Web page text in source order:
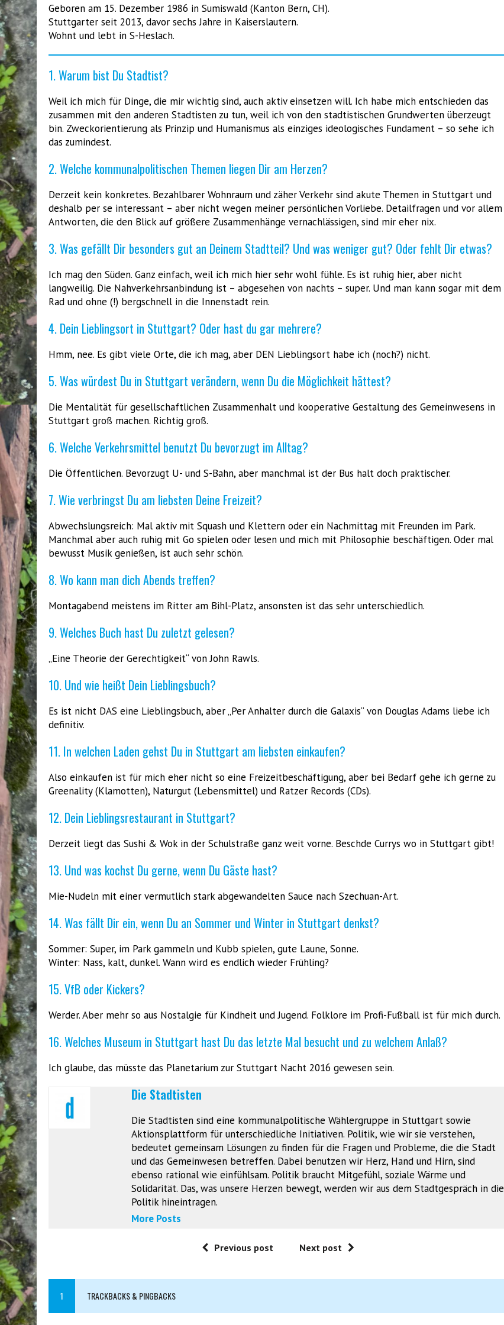
Geboren am 15. Dezember 1986 in Sumiswald (Kanton Bern, CH).
Stuttgarter seit 2013, davor sechs Jahre in Kaiserslautern.
Wohnt und lebt in S-Heslach.
1. Warum bist Du Stadtist?
Weil ich mich für Dinge, die mir wichtig sind, auch aktiv einsetzen will. Ich habe mich entschieden das
zusammen mit den anderen Stadtisten zu tun, weil ich von den stadtistischen Grundwerten überzeugt
bin. Zweckorientierung als Prinzip und Humanismus als einziges ideologisches Fundament – so sehe ich
das zumindest.
2. Welche kommunalpolitischen Themen liegen Dir am Herzen?
Derzeit kein konkretes. Bezahlbarer Wohnraum und zäher Verkehr sind akute Themen in Stuttgart und
deshalb per se interessant – aber nicht wegen meiner persönlichen Vorliebe. Detailfragen und vor allem
Antworten, die den Blick auf größere Zusammenhänge vernachlässigen, sind mir eher nix.
3. Was gefällt Dir besonders gut an Deinem Stadtteil? Und was weniger gut? Oder fehlt Dir etwas?
Ich mag den Süden. Ganz einfach, weil ich mich hier sehr wohl fühle. Es ist ruhig hier, aber nicht
langweilig. Die Nahverkehrsanbindung ist – abgesehen von nachts – super. Und man kann sogar mit dem
Rad und ohne (!) bergschnell in die Innenstadt rein.
4. Dein Lieblingsort in Stuttgart? Oder hast du gar mehrere?
Hmm, nee. Es gibt viele Orte, die ich mag, aber DEN Lieblingsort habe ich (noch?) nicht.
5. Was würdest Du in Stuttgart verändern, wenn Du die Möglichkeit hättest?
Die Mentalität für gesellschaftlichen Zusammenhalt und kooperative Gestaltung des Gemeinwesens in
Stuttgart groß machen. Richtig groß.
6. Welche Verkehrsmittel benutzt Du bevorzugt im Alltag?
Die Öffentlichen. Bevorzugt U- und S-Bahn, aber manchmal ist der Bus halt doch praktischer.
7. Wie verbringst Du am liebsten Deine Freizeit?
Abwechslungsreich: Mal aktiv mit Squash und Klettern oder ein Nachmittag mit Freunden im Park.
Manchmal aber auch ruhig mit Go spielen oder lesen und mich mit Philosophie beschäftigen. Oder mal
bewusst Musik genießen, ist auch sehr schön.
8. Wo kann man dich Abends treffen?
Montagabend meistens im Ritter am Bihl-Platz, ansonsten ist das sehr unterschiedlich.
9. Welches Buch hast Du zuletzt gelesen?
„Eine Theorie der Gerechtigkeit“ von John Rawls.
10. Und wie heißt Dein Lieblingsbuch?
Es ist nicht DAS eine Lieblingsbuch, aber „Per Anhalter durch die Galaxis“ von Douglas Adams liebe ich
definitiv.
11. In welchen Laden gehst Du in Stuttgart am liebsten einkaufen?
Also einkaufen ist für mich eher nicht so eine Freizeitbeschäftigung, aber bei Bedarf gehe ich gerne zu
Greenality (Klamotten), Naturgut (Lebensmittel) und Ratzer Records (CDs).
12. Dein Lieblingsrestaurant in Stuttgart?
Derzeit liegt das Sushi & Wok in der Schulstraße ganz weit vorne. Beschde Currys wo in Stuttgart gibt!
13. Und was kochst Du gerne, wenn Du Gäste hast?
Mie-Nudeln mit einer vermutlich stark abgewandelten Sauce nach Szechuan-Art.
14. Was fällt Dir ein, wenn Du an Sommer und Winter in Stuttgart denkst?
Sommer: Super, im Park gammeln und Kubb spielen, gute Laune, Sonne.
Winter: Nass, kalt, dunkel. Wann wird es endlich wieder Frühling?
15. VfB oder Kickers?
Werder. Aber mehr so aus Nostalgie für Kindheit und Jugend. Folklore im Profi-Fußball ist für mich durch.
16. Welches Museum in Stuttgart hast Du das letzte Mal besucht und zu welchem Anlaß?
Ich glaube, das müsste das Planetarium zur Stuttgart Nacht 2016 gewesen sein.
Die Stadtisten
Die Stadtisten sind eine kommunalpolitische Wählergruppe in Stuttgart sowie
Aktionsplattform für unterschiedliche Initiativen. Politik, wie wir sie verstehen,
bedeutet gemeinsam Lösungen zu finden für die Fragen und Probleme, die die Stadt
und das Gemeinwesen betreffen. Dabei benutzen wir Herz, Hand und Hirn, sind
ebenso rational wie einfühlsam. Politik braucht Mitgefühl, soziale Wärme und
Solidarität. Das, was unsere Herzen bewegt, werden wir aus dem Stadtgespräch in die
Politik hineintragen.
More Posts
Previous post Next post
1 TRACKBACKS & PINGBACKS